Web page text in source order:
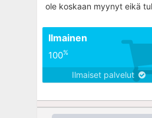
ole koskaan myynyt eikä
Ilmainen
100%
Ilmaiset palvelut